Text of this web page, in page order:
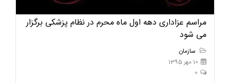
مراسم عزاداری دهه اول ماه محرم در نظام پزشکی برگزار
می شود
سازمان
10 مهر 1395
0